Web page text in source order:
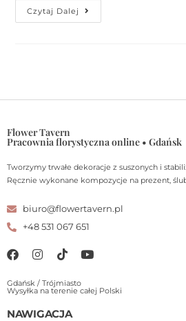
Czytaj Dalej
Flower Tavern
Pracownia florystyczna online • Gdańsk
Tworzymy trwałe dekoracje z suszonych i
Ręcznie wykonane kompozycje na prezent,
biuro@flowertavern.pl
+48 531 067 651
Gdańsk / Trójmiasto
Wysyłka na terenie całej Polski
NAWIGACJA